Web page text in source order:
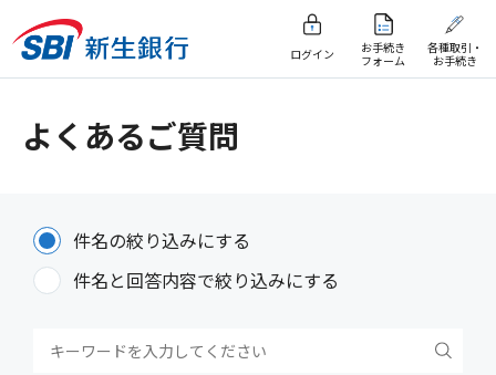
ログイン
お手続き
フォーム
各種取引・
お手続き
よくあるご質問
件名の絞り込みにする
件名と回答内容で絞り込みにする